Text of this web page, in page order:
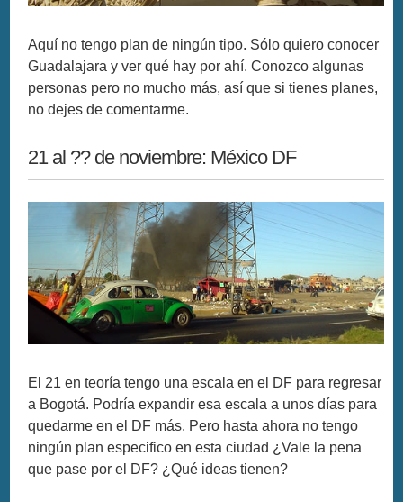
Aquí no tengo plan de ningún tipo. Sólo quiero conocer
Guadalajara y ver qué hay por ahí. Conozco algunas
personas pero no mucho más, así que si tienes planes,
no dejes de comentarme.
21 al ?? de noviembre: México DF
El 21 en teoría tengo una escala en el DF para regresar
a Bogotá. Podría expandir esa escala a unos días para
quedarme en el DF más. Pero hasta ahora no tengo
ningún plan especifico en esta ciudad ¿Vale la pena
que pase por el DF? ¿Qué ideas tienen?